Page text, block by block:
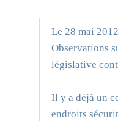
Le 28 mai 2012
Observations
législative
Il y a déjà un
endroits